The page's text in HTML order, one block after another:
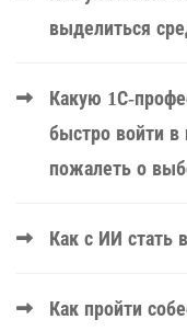
выделиться
Какую 1С-
быстро войти
пожалеть о
Как с ИИ стать
Как пройти